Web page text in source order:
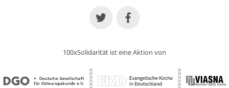
100xSolidarität ist eine Aktion von